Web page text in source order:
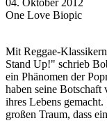
04. Oktober 2012
One Love Biopic
Mit Reggae-
Stand Up!" schrieb
ein Phänomen der
haben seine
ihres Lebens
großen Traum, dass